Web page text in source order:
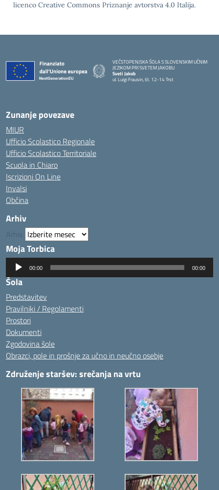
licenco Creative Commons Priznanje avtorstva 4.0 Italija.
VEČSTOPENJSKA ŠOLA S SLOVENSKIM UČNIM
JEZIKOM PRI SVETEM JAKOBU
Sveti Jakob
ul. Luigi Frausin, št. 12-14 Trst
— Visita la pagina iniziale della scuola
Zunanje povezave
MIUR
Ufficio Scolastico Regionale
Ufficio Scolastico Territoriale
Scuola in Chiaro
Iscrizioni On Line
Invalsi
Občina
Arhiv
Arhiv
Moja Torbica
Predvajalnik
zvoka
00:00 00:00
Šola
Predstavitev
Pravilniki / Regolamenti
Prostori
Dokumenti
Zgodovina šole
Obrazci, pole in prošnje za učno in neučno osebje
Združenje staršev: srečanja na vrtu